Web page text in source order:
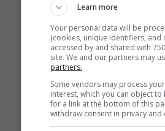
Learn more
Your personal data will be
(cookies, unique identifiers,
accessed by and shared with
site. We and our partners may
partners.
Some vendors may process
interest, which you can object
for a link at the bottom of this
withdraw consent in privacy and